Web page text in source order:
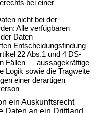
bei einer
nicht bei der
Alle verfügbaren
Daten
Entscheidungsfindung
22 Abs.1 und 4 DS-
Fällen — aussagekräftige
Logik sowie die Tragweite
einer derartigen
ein Auskunftsrecht
Daten an ein Drittland